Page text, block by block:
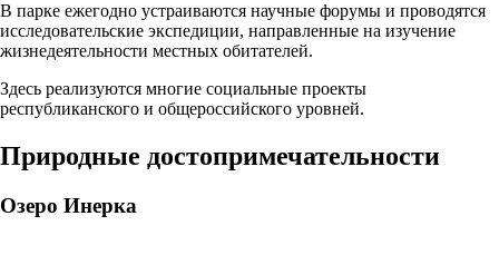
В парке ежегодно устраиваются научные форумы и проводятся
исследовательские экспедиции, направленные на изучение
жизнедеятельности местных обитателей.
Здесь реализуются многие социальные проекты
республиканского и общероссийского уровней.
Природные достопримечательности
Озеро Инерка